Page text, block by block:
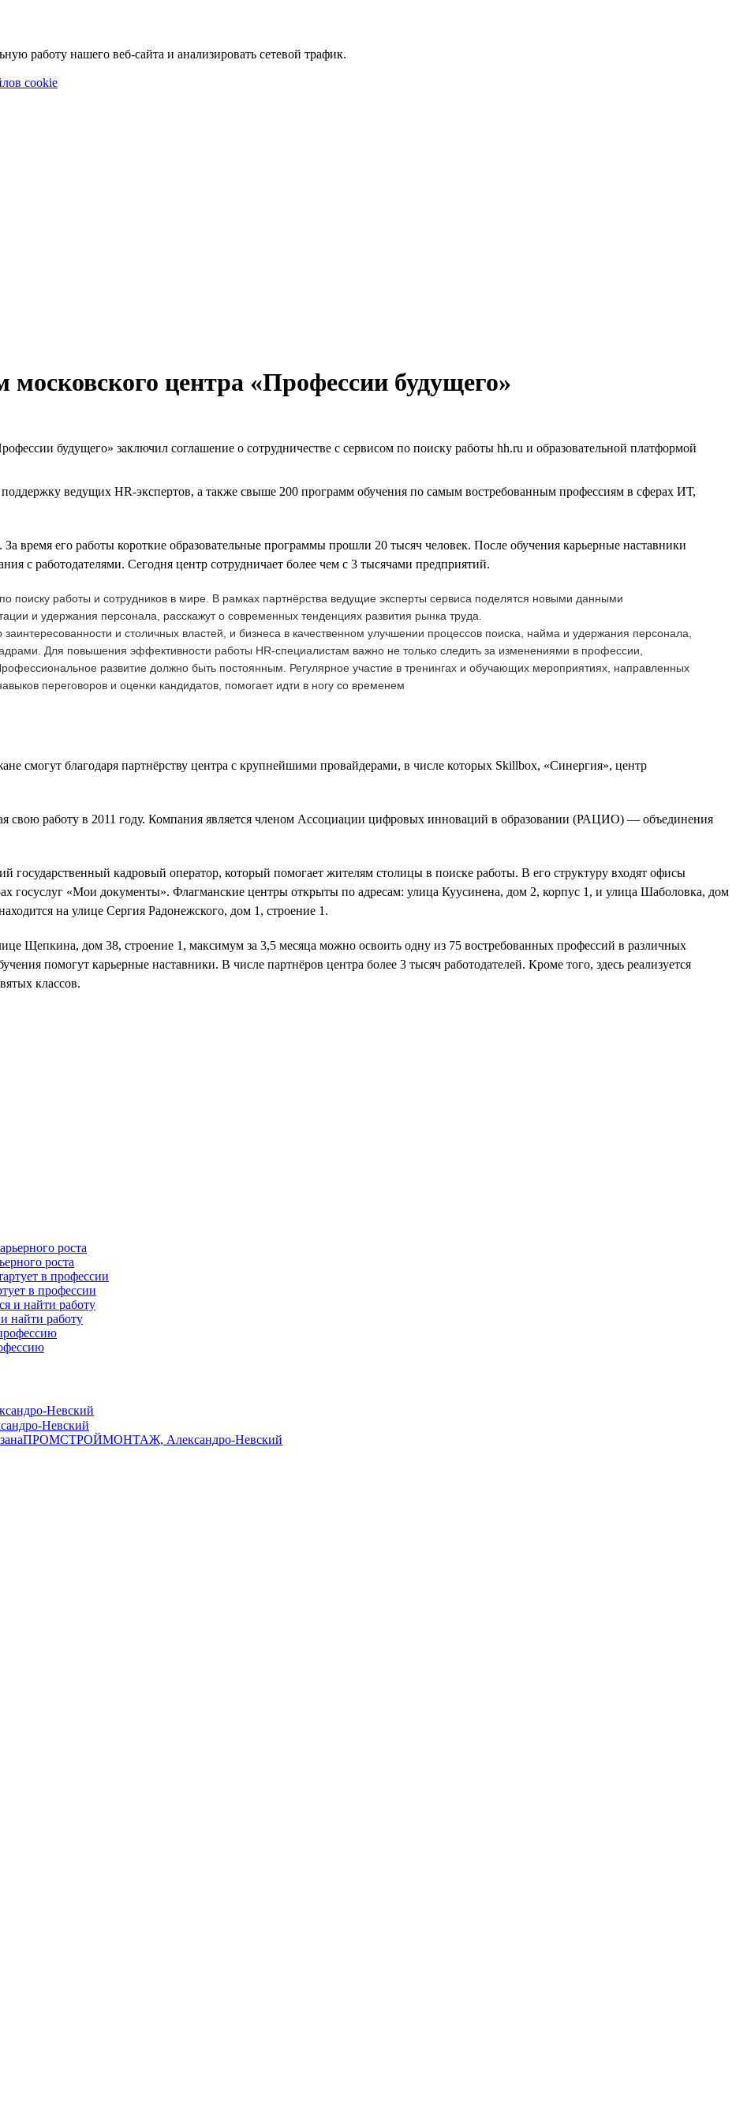
работу нашего веб-сайта и анализировать сетевой трафик.
cookie
центра «Профессии будущего»
будущего» заключил соглашение о сотрудничестве с сервисом по поиску работы hh.ru и образовательной платформой
ведущих HR-экспертов, а также свыше 200 программ обучения по самым востребованным профессиям в сферах ИТ,
время его работы короткие образовательные программы прошли 20 тысяч человек. После обучения карьерные наставники
с работодателями. Сегодня центр сотрудничает более чем с 3 тысячами предприятий.
поиску работы и сотрудников в мире. В рамках партнёрства ведущие эксперты сервиса поделятся новыми данными
и удержания персонала, расскажут о современных тенденциях развития рынка труда.
и столичных властей, и бизнеса в качественном улучшении процессов поиска, найма и удержания персонала,
Для повышения эффективности работы HR-специалистам важно не только следить за изменениями в профессии,
развитие должно быть постоянным. Регулярное участие в тренингах и обучающих мероприятиях, направленных
переговоров и оценки кандидатов, помогает идти в ногу со временем
смогут благодаря партнёрству центра с крупнейшими провайдерами, в числе которых Skillbox, «Синергия», центр
свою работу в 2011 году. Компания является членом Ассоциации цифровых инноваций в образовании (РАЦИО) — объединения
кадровый оператор, который помогает жителям столицы в поиске работы. В его структуру входят офисы
госуслуг «Мои документы». Флагманские центры открыты по адресам: улица Куусинена, дом 2, корпус 1, и улица Шаболовка, дом
на улице Сергия Радонежского, дом 1, строение 1.
Щепкина, дом 38, строение 1, максимум за 3,5 месяца можно освоить одну из 75 востребованных профессий в различных
помогут карьерные наставники. В числе партнёров центра более 3 тысяч работодателей. Кроме того, здесь реализуется
классов.
роста
в профессии
найти работу
Невский
Невский
ПРОМСТРОЙМОНТАЖ, Александро-Невский